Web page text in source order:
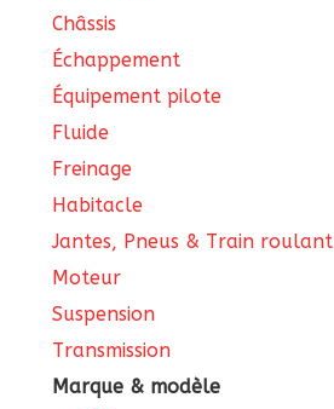
Châssis
Échappement
Équipement pilote
Fluide
Freinage
Habitacle
Jantes, Pneus & Train roulant
Moteur
Suspension
Transmission
Marque & modèle